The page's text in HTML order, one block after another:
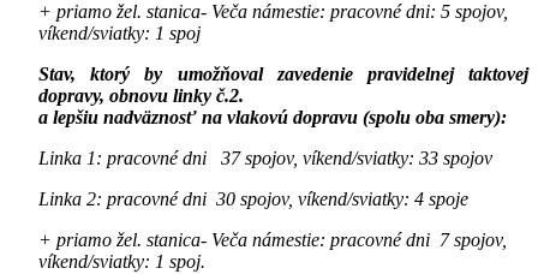
+ priamo žel. stanica- Veča námestie: pracovné dni: 5 spojov,
víkend/sviatky: 1 spoj
Stav, ktorý by umožňoval zavedenie pravidelnej taktovej
dopravy, obnovu linky č.2.
a lepšiu nadväznosť na vlakovú dopravu (spolu oba smery):
Linka 1: pracovné dni 37 spojov, víkend/sviatky: 33 spojov
Linka 2: pracovné dni 30 spojov, víkend/sviatky: 4 spoje
+ priamo žel. stanica- Veča námestie: pracovné dni 7 spojov,
víkend/sviatky: 1 spoj.